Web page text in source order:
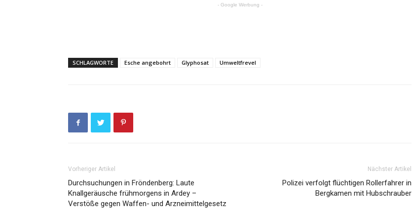
- Google Werbung -
SCHLAGWORTE Esche angebohrt Glyphosat Umweltfrevel
Vorheriger Artikel
Durchsuchungen in Fröndenberg: Laute
Knallgeräusche frühmorgens in Ardey –
Verstöße gegen Waffen- und Arzneimittelgesetz
Nächster Artikel
Polizei verfolgt flüchtigen Rollerfahrer in
Bergkamen mit Hubschrauber